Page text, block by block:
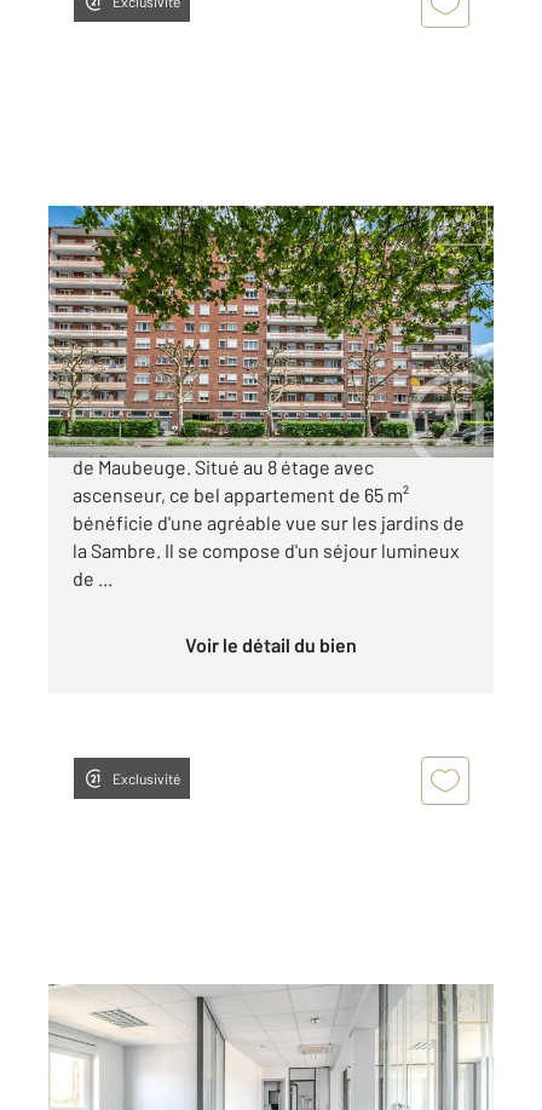
MAUBEUGE 59
65,02 m2, 5 pièces
Ref : 7667
Appartement F5 à vendre
70 850 €
En bref : Appartement à vendre en centre-ville
de Maubeuge. Situé au 8 étage avec
ascenseur, ce bel appartement de 65 m²
bénéficie d'une agréable vue sur les jardins de
la Sambre. Il se compose d'un séjour lumineux
de ...
Voir le détail du bien
Exclusivité
MAUBEUGE 59
189,28 m , 8 pièces
Ref : 7715